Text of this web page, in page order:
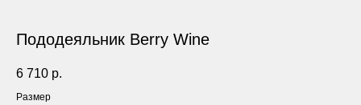
Пододеяльник Berry Wine
6 710 р.
Размер